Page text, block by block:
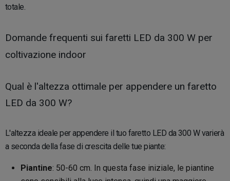
totale.
Domande frequenti sui faretti LED da 300 W per
coltivazione indoor
Qual è l'altezza ottimale per appendere un faretto
LED da 300 W?
L'altezza ideale per appendere il tuo faretto LED da 300 W varierà
a seconda della fase di crescita delle tue piante:
Piantine: 50-60 cm. In questa fase iniziale, le piantine